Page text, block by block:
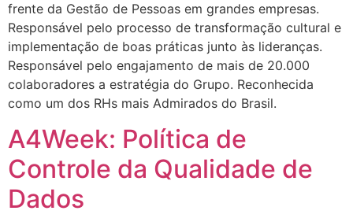
frente da Gestão de Pessoas em grandes empresas.
Responsável pelo processo de transformação cultural e
implementação de boas práticas junto às lideranças.
Responsável pelo engajamento de mais de 20.000
colaboradores a estratégia do Grupo. Reconhecida
como um dos RHs mais Admirados do Brasil.
A4Week: Política de
Controle da Qualidade de
Dados